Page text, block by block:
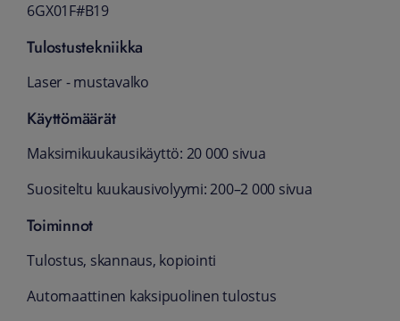
6GX01F#B19
Tulostustekniikka
Laser - mustavalko
Käyttömäärät
Maksimikuukausikäyttö: 20 000 sivua
Suositeltu kuukausivolyymi: 200–2 000 sivua
Toiminnot
Tulostus, skannaus, kopiointi
Automaattinen kaksipuolinen tulostus